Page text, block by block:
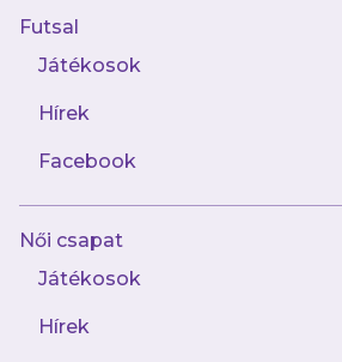
Futsal
Játékosok
Hírek
Facebook
Női csapat
Játékosok
Hírek
2025.10.16
Jubileumi mezben lép